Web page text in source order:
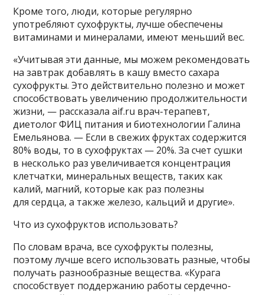
Кроме того, люди, которые регулярно
употребляют сухофрукты, лучше обеспечены
витаминами и минералами, имеют меньший вес.
«Учитывая эти данные, мы можем рекомендовать
на завтрак добавлять в кашу вместо сахара
сухофрукты. Это действительно полезно и может
способствовать увеличению продолжительности
жизни, — рассказала aif.ru врач-терапевт,
диетолог ФИЦ питания и биотехнологии Галина
Емельянова. — Если в свежих фруктах содержится
80% воды, то в сухофруктах — 20%. За счет сушки
в несколько раз увеличивается концентрация
клетчатки, минеральных веществ, таких как
калий, магний, которые как раз полезны
для сердца, а также железо, кальций и другие».
Что из сухофруктов использовать?
По словам врача, все сухофрукты полезны,
поэтому лучше всего использовать разные, чтобы
получать разнообразные вещества. «Курага
способствует поддержанию работы сердечно-